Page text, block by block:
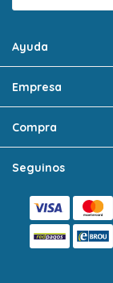
Ayuda
Empresa
Compra
Seguinos